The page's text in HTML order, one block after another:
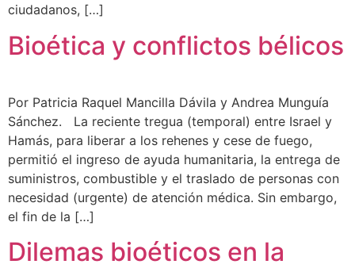
ciudadanos, […]
Bioética y conflictos bélicos
Por Patricia Raquel Mancilla Dávila y Andrea Munguía
Sánchez. La reciente tregua (temporal) entre Israel y
Hamás, para liberar a los rehenes y cese de fuego,
permitió el ingreso de ayuda humanitaria, la entrega de
suministros, combustible y el traslado de personas con
necesidad (urgente) de atención médica. Sin embargo,
el fin de la […]
Dilemas bioéticos en la